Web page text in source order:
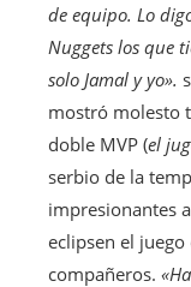
de equipo. Lo
Nuggets los que
solo Jamal y yo».
mostró molesto
doble MVP (el
serbio de la
impresionantes
eclipsen el
compañeros.